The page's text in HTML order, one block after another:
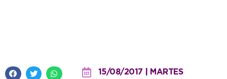
15/08/2017 | MARTES